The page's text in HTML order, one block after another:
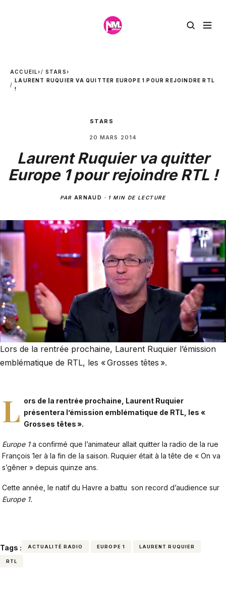
ACCUEIL› STARS›
LAURENT RUQUIER VA QUITTER EUROPE 1 POUR REJOINDRE RTL
!
STARS
20 MARS 2014
Laurent Ruquier va quitter
Europe 1 pour rejoindre RTL !
PAR ARNAUD · 1 MIN DE LECTURE
Lors de la rentrée prochaine, Laurent Ruquier l’émission
emblématique de RTL, les « Grosses têtes ».
L ors de la rentrée prochaine, Laurent Ruquier
présentera l’émission emblématique de RTL, les «
Grosses têtes ».
Europe 1a confirmé que l’animateur allait quitter la radio de la rue
François 1er à la fin de la saison. Ruquier était à la tête de « On va
s’gêner » depuis quinze ans.
Cette année, le natif du Havre a battu son record d’audience sur
Europe 1.
Tags : ACTUALITÉ RADIO EUROPE 1 LAURENT RUQUIER
RTL